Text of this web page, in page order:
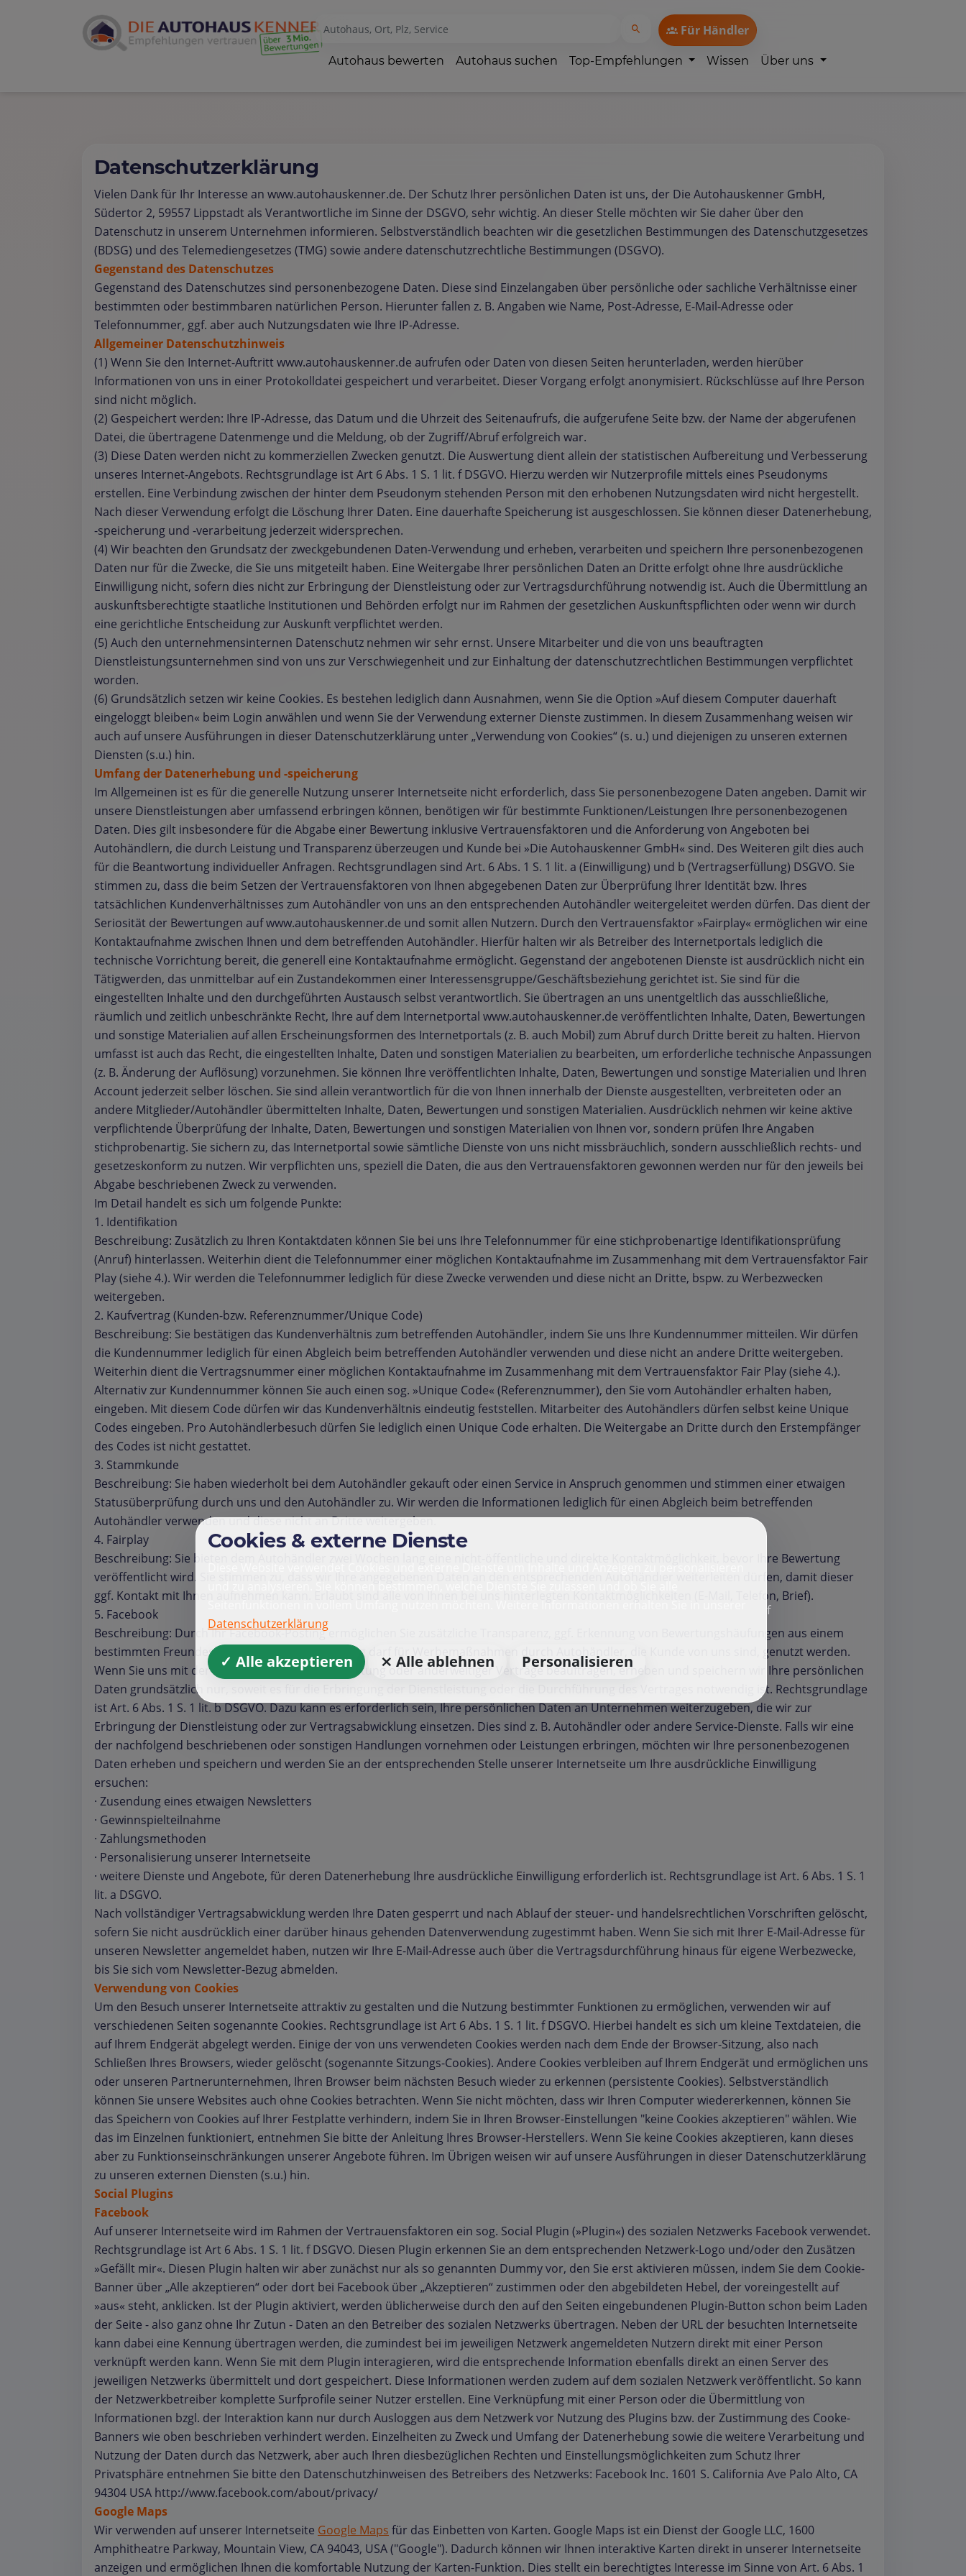
Für Händler
Autohaus bewerten Autohaus suchen Top-Empfehlungen Wissen Über uns
Datenschutzerklärung
Vielen Dank für Ihr Interesse an www.autohauskenner.de. Der Schutz Ihrer persönlichen Daten ist uns, der Die Autohauskenner GmbH,
Südertor 2, 59557 Lippstadt als Verantwortliche im Sinne der DSGVO, sehr wichtig. An dieser Stelle möchten wir Sie daher über den
Datenschutz in unserem Unternehmen informieren. Selbstverständlich beachten wir die gesetzlichen Bestimmungen des Datenschutzgesetzes
(BDSG) und des Telemediengesetzes (TMG) sowie andere datenschutzrechtliche Bestimmungen (DSGVO).
Gegenstand des Datenschutzes
Gegenstand des Datenschutzes sind personenbezogene Daten. Diese sind Einzelangaben über persönliche oder sachliche Verhältnisse einer
bestimmten oder bestimmbaren natürlichen Person. Hierunter fallen z. B. Angaben wie Name, Post-Adresse, E-Mail-Adresse oder
Telefonnummer, ggf. aber auch Nutzungsdaten wie Ihre IP-Adresse.
Allgemeiner Datenschutzhinweis
(1) Wenn Sie den Internet-Auftritt www.autohauskenner.de aufrufen oder Daten von diesen Seiten herunterladen, werden hierüber
Informationen von uns in einer Protokolldatei gespeichert und verarbeitet. Dieser Vorgang erfolgt anonymisiert. Rückschlüsse auf Ihre Person
sind nicht möglich.
(2) Gespeichert werden: Ihre IP-Adresse, das Datum und die Uhrzeit des Seitenaufrufs, die aufgerufene Seite bzw. der Name der abgerufenen
Datei, die übertragene Datenmenge und die Meldung, ob der Zugriff/Abruf erfolgreich war.
(3) Diese Daten werden nicht zu kommerziellen Zwecken genutzt. Die Auswertung dient allein der statistischen Aufbereitung und Verbesserung
unseres Internet-Angebots. Rechtsgrundlage ist Art 6 Abs. 1 S. 1 lit. f DSGVO. Hierzu werden wir Nutzerprofile mittels eines Pseudonyms
erstellen. Eine Verbindung zwischen der hinter dem Pseudonym stehenden Person mit den erhobenen Nutzungsdaten wird nicht hergestellt.
Nach dieser Verwendung erfolgt die Löschung Ihrer Daten. Eine dauerhafte Speicherung ist ausgeschlossen. Sie können dieser Datenerhebung,
-speicherung und -verarbeitung jederzeit widersprechen.
(4) Wir beachten den Grundsatz der zweckgebundenen Daten-Verwendung und erheben, verarbeiten und speichern Ihre personenbezogenen
Daten nur für die Zwecke, die Sie uns mitgeteilt haben. Eine Weitergabe Ihrer persönlichen Daten an Dritte erfolgt ohne Ihre ausdrückliche
Einwilligung nicht, sofern dies nicht zur Erbringung der Dienstleistung oder zur Vertragsdurchführung notwendig ist. Auch die Übermittlung an
auskunftsberechtigte staatliche Institutionen und Behörden erfolgt nur im Rahmen der gesetzlichen Auskunftspflichten oder wenn wir durch
eine gerichtliche Entscheidung zur Auskunft verpflichtet werden.
(5) Auch den unternehmensinternen Datenschutz nehmen wir sehr ernst. Unsere Mitarbeiter und die von uns beauftragten
Dienstleistungsunternehmen sind von uns zur Verschwiegenheit und zur Einhaltung der datenschutzrechtlichen Bestimmungen verpflichtet
worden.
(6) Grundsätzlich setzen wir keine Cookies. Es bestehen lediglich dann Ausnahmen, wenn Sie die Option »Auf diesem Computer dauerhaft
eingeloggt bleiben« beim Login anwählen und wenn Sie der Verwendung externer Dienste zustimmen. In diesem Zusammenhang weisen wir
auch auf unsere Ausführungen in dieser Datenschutzerklärung unter „Verwendung von Cookies“ (s. u.) und diejenigen zu unseren externen
Diensten (s.u.) hin.
Umfang der Datenerhebung und -speicherung
Im Allgemeinen ist es für die generelle Nutzung unserer Internetseite nicht erforderlich, dass Sie personenbezogene Daten angeben. Damit wir
unsere Dienstleistungen aber umfassend erbringen können, benötigen wir für bestimmte Funktionen/Leistungen Ihre personenbezogenen
Daten. Dies gilt insbesondere für die Abgabe einer Bewertung inklusive Vertrauensfaktoren und die Anforderung von Angeboten bei
Autohändlern, die durch Leistung und Transparenz überzeugen und Kunde bei »Die Autohauskenner GmbH« sind. Des Weiteren gilt dies auch
für die Beantwortung individueller Anfragen. Rechtsgrundlagen sind Art. 6 Abs. 1 S. 1 lit. a (Einwilligung) und b (Vertragserfüllung) DSGVO. Sie
stimmen zu, dass die beim Setzen der Vertrauensfaktoren von Ihnen abgegebenen Daten zur Überprüfung Ihrer Identität bzw. Ihres
tatsächlichen Kundenverhältnisses zum Autohändler von uns an den entsprechenden Autohändler weitergeleitet werden dürfen. Das dient der
Seriosität der Bewertungen auf www.autohauskenner.de und somit allen Nutzern. Durch den Vertrauensfaktor »Fairplay« ermöglichen wir eine
Kontaktaufnahme zwischen Ihnen und dem betreffenden Autohändler. Hierfür halten wir als Betreiber des Internetportals lediglich die
technische Vorrichtung bereit, die generell eine Kontaktaufnahme ermöglicht. Gegenstand der angebotenen Dienste ist ausdrücklich nicht ein
Tätigwerden, das unmittelbar auf ein Zustandekommen einer Interessensgruppe/Geschäftsbeziehung gerichtet ist. Sie sind für die
eingestellten Inhalte und den durchgeführten Austausch selbst verantwortlich. Sie übertragen an uns unentgeltlich das ausschließliche,
räumlich und zeitlich unbeschränkte Recht, Ihre auf dem Internetportal www.autohauskenner.de veröffentlichten Inhalte, Daten, Bewertungen
und sonstige Materialien auf allen Erscheinungsformen des Internetportals (z. B. auch Mobil) zum Abruf durch Dritte bereit zu halten. Hiervon
umfasst ist auch das Recht, die eingestellten Inhalte, Daten und sonstigen Materialien zu bearbeiten, um erforderliche technische Anpassungen
(z. B. Änderung der Auflösung) vorzunehmen. Sie können Ihre veröffentlichten Inhalte, Daten, Bewertungen und sonstige Materialien und Ihren
Account jederzeit selber löschen. Sie sind allein verantwortlich für die von Ihnen innerhalb der Dienste ausgestellten, verbreiteten oder an
andere Mitglieder/Autohändler übermittelten Inhalte, Daten, Bewertungen und sonstigen Materialien. Ausdrücklich nehmen wir keine aktive
verpflichtende Überprüfung der Inhalte, Daten, Bewertungen und sonstigen Materialien von Ihnen vor, sondern prüfen Ihre Angaben
stichprobenartig. Sie sichern zu, das Internetportal sowie sämtliche Dienste von uns nicht missbräuchlich, sondern ausschließlich rechts- und
gesetzeskonform zu nutzen. Wir verpflichten uns, speziell die Daten, die aus den Vertrauensfaktoren gewonnen werden nur für den jeweils bei
Abgabe beschriebenen Zweck zu verwenden.
Im Detail handelt es sich um folgende Punkte:
1. Identifikation
Beschreibung: Zusätzlich zu Ihren Kontaktdaten können Sie bei uns Ihre Telefonnummer für eine stichprobenartige Identifikationsprüfung
(Anruf) hinterlassen. Weiterhin dient die Telefonnummer einer möglichen Kontaktaufnahme im Zusammenhang mit dem Vertrauensfaktor Fair
Play (siehe 4.). Wir werden die Telefonnummer lediglich für diese Zwecke verwenden und diese nicht an Dritte, bspw. zu Werbezwecken
weitergeben.
2. Kaufvertrag (Kunden-bzw. Referenznummer/Unique Code)
Beschreibung: Sie bestätigen das Kundenverhältnis zum betreffenden Autohändler, indem Sie uns Ihre Kundennummer mitteilen. Wir dürfen
die Kundennummer lediglich für einen Abgleich beim betreffenden Autohändler verwenden und diese nicht an andere Dritte weitergeben.
Weiterhin dient die Vertragsnummer einer möglichen Kontaktaufnahme im Zusammenhang mit dem Vertrauensfaktor Fair Play (siehe 4.).
Alternativ zur Kundennummer können Sie auch einen sog. »Unique Code« (Referenznummer), den Sie vom Autohändler erhalten haben,
eingeben. Mit diesem Code dürfen wir das Kundenverhältnis eindeutig feststellen. Mitarbeiter des Autohändlers dürfen selbst keine Unique
Codes eingeben. Pro Autohändlerbesuch dürfen Sie lediglich einen Unique Code erhalten. Die Weitergabe an Dritte durch den Erstempfänger
des Codes ist nicht gestattet.
3. Stammkunde
Beschreibung: Sie haben wiederholt bei dem Autohändler gekauft oder einen Service in Anspruch genommen und stimmen einer etwaigen
Statusüberprüfung durch uns und den Autohändler zu. Wir werden die Informationen lediglich für einen Abgleich beim betreffenden
Autohändler verwenden und diese nicht an Dritte weitergeben.
4. Fairplay
Beschreibung: Sie bieten dem Autohändler zwei Wochen lang eine nicht-öffentliche und direkte Kontaktmöglichkeit, bevor Ihre Bewertung
veröffentlicht wird. Sie stimmen zu, dass wir Ihre angegebenen Daten an den entsprechenden Autohändler weiterleiten dürfen, damit dieser
ggf. Kontakt mit Ihnen aufnehmen kann. Erlaubt sind alle von Ihnen bei uns hinterlegten Kontaktmöglichkeiten (E-Mail, Telefon, Brief).
5. Facebook
Beschreibung: Durch Ihr Facebook-Posting ermöglichen Sie zusätzliche Transparenz, ggf. Erkennung von Bewertungshäufungen aus einem
bestimmten Freundeskreis. Das Facebook-Posting darf für Werbemaßnahmen durch Autohändler, die Kunde von uns sind, genutzt werden.
Wenn Sie uns mit der Erbringung einer Dienstleistung oder anderweitiger Verträge beauftragen, erheben und speichern wir Ihre persönlichen
Daten grundsätzlich nur, soweit es für die Erbringung der Dienstleistung oder die Durchführung des Vertrages notwendig ist. Rechtsgrundlage
ist Art. 6 Abs. 1 S. 1 lit. b DSGVO. Dazu kann es erforderlich sein, Ihre persönlichen Daten an Unternehmen weiterzugeben, die wir zur
Erbringung der Dienstleistung oder zur Vertragsabwicklung einsetzen. Dies sind z. B. Autohändler oder andere Service-Dienste. Falls wir eine
der nachfolgend beschriebenen oder sonstigen Handlungen vornehmen oder Leistungen erbringen, möchten wir Ihre personenbezogenen
Daten erheben und speichern und werden Sie an der entsprechenden Stelle unserer Internetseite um Ihre ausdrückliche Einwilligung
ersuchen:
· Zusendung eines etwaigen Newsletters
· Gewinnspielteilnahme
· Zahlungsmethoden
· Personalisierung unserer Internetseite
· weitere Dienste und Angebote, für deren Datenerhebung Ihre ausdrückliche Einwilligung erforderlich ist. Rechtsgrundlage ist Art. 6 Abs. 1 S. 1
lit. a DSGVO.
Nach vollständiger Vertragsabwicklung werden Ihre Daten gesperrt und nach Ablauf der steuer- und handelsrechtlichen Vorschriften gelöscht,
sofern Sie nicht ausdrücklich einer darüber hinaus gehenden Datenverwendung zugestimmt haben. Wenn Sie sich mit Ihrer E-Mail-Adresse für
unseren Newsletter angemeldet haben, nutzen wir Ihre E-Mail-Adresse auch über die Vertragsdurchführung hinaus für eigene Werbezwecke,
bis Sie sich vom Newsletter-Bezug abmelden.
Verwendung von Cookies
Um den Besuch unserer Internetseite attraktiv zu gestalten und die Nutzung bestimmter Funktionen zu ermöglichen, verwenden wir auf
verschiedenen Seiten sogenannte Cookies. Rechtsgrundlage ist Art 6 Abs. 1 S. 1 lit. f DSGVO. Hierbei handelt es sich um kleine Textdateien, die
auf Ihrem Endgerät abgelegt werden. Einige der von uns verwendeten Cookies werden nach dem Ende der Browser-Sitzung, also nach
Schließen Ihres Browsers, wieder gelöscht (sogenannte Sitzungs-Cookies). Andere Cookies verbleiben auf Ihrem Endgerät und ermöglichen uns
oder unseren Partnerunternehmen, Ihren Browser beim nächsten Besuch wieder zu erkennen (persistente Cookies). Selbstverständlich
können Sie unsere Websites auch ohne Cookies betrachten. Wenn Sie nicht möchten, dass wir Ihren Computer wiedererkennen, können Sie
das Speichern von Cookies auf Ihrer Festplatte verhindern, indem Sie in Ihren Browser-Einstellungen "keine Cookies akzeptieren" wählen. Wie
das im Einzelnen funktioniert, entnehmen Sie bitte der Anleitung Ihres Browser-Herstellers. Wenn Sie keine Cookies akzeptieren, kann dieses
aber zu Funktionseinschränkungen unserer Angebote führen. Im Übrigen weisen wir auf unsere Ausführungen in dieser Datenschutzerklärung
zu unseren externen Diensten (s.u.) hin.
Social Plugins
Facebook
Auf unserer Internetseite wird im Rahmen der Vertrauensfaktoren ein sog. Social Plugin (»Plugin«) des sozialen Netzwerks Facebook verwendet.
Rechtsgrundlage ist Art 6 Abs. 1 S. 1 lit. f DSGVO. Diesen Plugin erkennen Sie an dem entsprechenden Netzwerk-Logo und/oder den Zusätzen
»Gefällt mir«. Diesen Plugin halten wir aber zunächst nur als so genannten Dummy vor, den Sie erst aktivieren müssen, indem Sie dem Cookie-
Banner über „Alle akzeptieren“ oder dort bei Facebook über „Akzeptieren“ zustimmen oder den abgebildeten Hebel, der voreingestellt auf
»aus« steht, anklicken. Ist der Plugin aktiviert, werden üblicherweise durch den auf den Seiten eingebundenen Plugin-Button schon beim Laden
der Seite - also ganz ohne Ihr Zutun - Daten an den Betreiber des sozialen Netzwerks übertragen. Neben der URL der besuchten Internetseite
kann dabei eine Kennung übertragen werden, die zumindest bei im jeweiligen Netzwerk angemeldeten Nutzern direkt mit einer Person
verknüpft werden kann. Wenn Sie mit dem Plugin interagieren, wird die entsprechende Information ebenfalls direkt an einen Server des
jeweiligen Netzwerks übermittelt und dort gespeichert. Diese Informationen werden zudem auf dem sozialen Netzwerk veröffentlicht. So kann
der Netzwerkbetreiber komplette Surfprofile seiner Nutzer erstellen. Eine Verknüpfung mit einer Person oder die Übermittlung von
Informationen bzgl. der Interaktion kann nur durch Ausloggen aus dem Netzwerk vor Nutzung des Plugins bzw. der Zustimmung des Cooke-
Banners wie oben beschrieben verhindert werden. Einzelheiten zu Zweck und Umfang der Datenerhebung sowie die weitere Verarbeitung und
Nutzung der Daten durch das Netzwerk, aber auch Ihren diesbezüglichen Rechten und Einstellungsmöglichkeiten zum Schutz Ihrer
Privatsphäre entnehmen Sie bitte den Datenschutzhinweisen des Betreibers des Netzwerks: Facebook Inc. 1601 S. California Ave Palo Alto, CA
94304 USA http://www.facebook.com/about/privacy/
Google Maps
Wir verwenden auf unserer Internetseite Google Maps für das Einbetten von Karten. Google Maps ist ein Dienst der Google LLC, 1600
Amphitheatre Parkway, Mountain View, CA 94043, USA ("Google"). Dadurch können wir Ihnen interaktive Karten direkt in unserer Internetseite
anzeigen und ermöglichen Ihnen die komfortable Nutzung der Karten-Funktion. Dies stellt ein berechtigtes Interesse im Sinne von Art. 6 Abs. 1
Cookies & externe Dienste
Diese Website verwendet Cookies und externe Dienste um Inhalte und Anzeigen zu personalisieren
und zu analysieren. Sie können bestimmen, welche Dienste Sie zulassen und ob Sie alle
Seitenfunktionen in vollem Umfang nutzen möchten. Weitere Informationen erhalten Sie in unserer
Datenschutzerklärung
✓ Alle akzeptieren ⨯ Alle ablehnen Personalisieren
f